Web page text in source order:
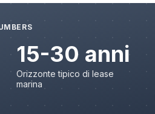
15-30 anni
Orizzonte tipico di lease
marina